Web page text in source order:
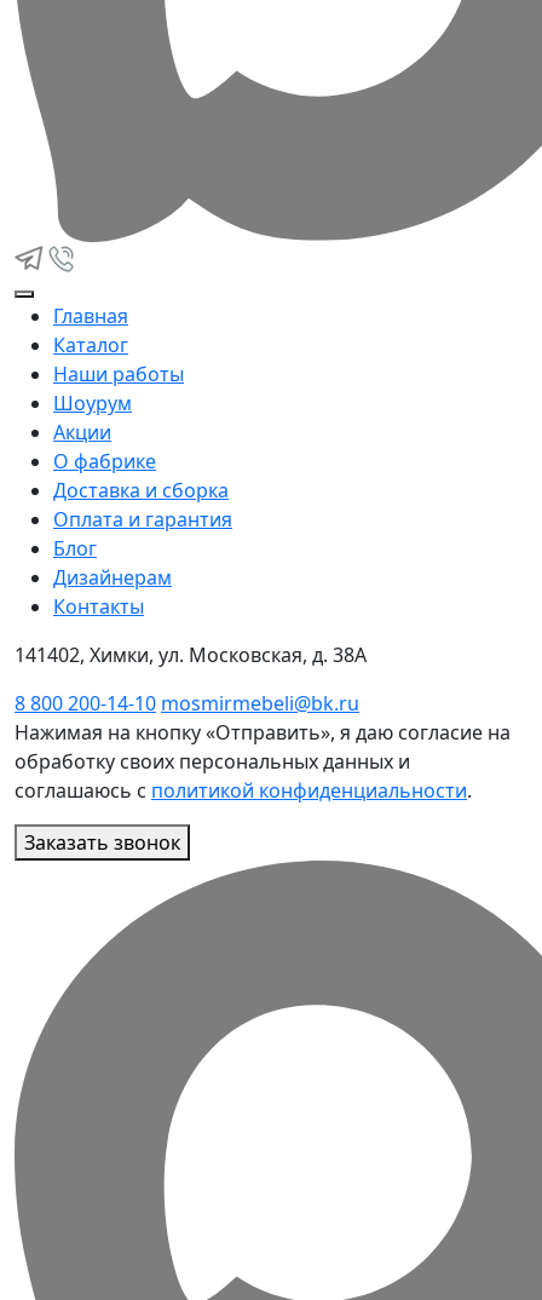
Главная
Каталог
Наши работы
Шоурум
Акции
О фабрике
Доставка и сборка
Оплата и гарантия
Блог
Дизайнерам
Контакты
141402, Химки, ул. Московская, д. 38А
8 800 200-14-10 mosmirmebeli@bk.ru
Нажимая на кнопку «Отправить», я даю согласие на
обработку своих персональных данных и
соглашаюсь с политикой конфиденциальности.
Заказать звонок